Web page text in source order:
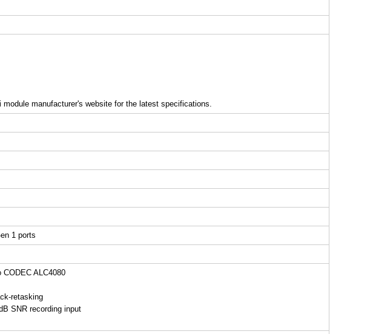
manufacturer's website for the latest specifications.
1 ports
CODEC ALC4080
retasking
SNR recording input